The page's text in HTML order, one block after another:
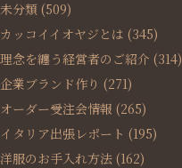
未分類 (509)
カッコイイオヤジとは (345)
理念を纏う経営者のご紹介 (314)
企業ブランド作り (271)
オーダー受注会情報 (265)
イタリア出張レポート (195)
洋服のお手入れ方法 (162)